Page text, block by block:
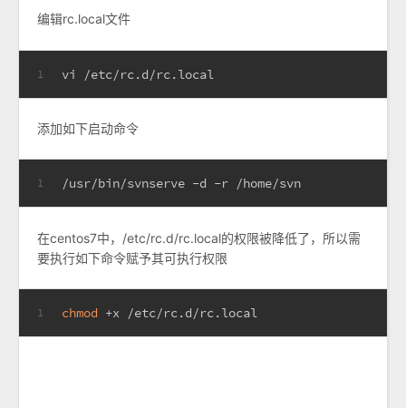
编辑rc.local文件
1 vi /etc/rc.d/rc.local
添加如下启动命令
1 /usr/bin/svnserve -d -r /home/svn
在centos7中，/etc/rc.d/rc.local的权限被降低了，所以需
要执行如下命令赋予其可执行权限
1 chmod +x /etc/rc.d/rc.local